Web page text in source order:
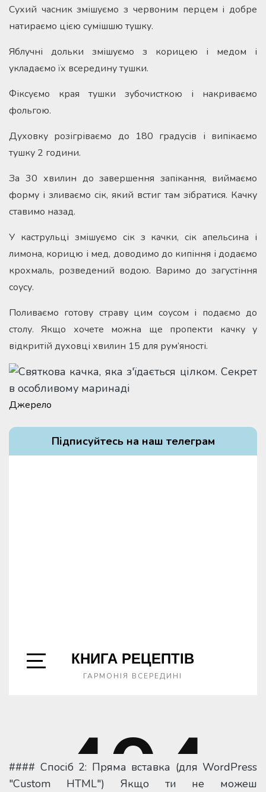
Сухий часник змішуємо з червоним перцем і добре
натираємо цією сумішшю тушку.
Яблучні дольки змішуємо з корицею і медом і
укладаємо їх всередину тушки.
Фіксуємо края тушки зубочисткою і накриваємо
фольгою.
Духовку розігріваємо до 180 градусів і випікаємо
тушку 2 години.
За 30 хвилин до завершення запікання, виймаємо
форму і зливаємо сік, який встиг там зібратися. Качку
ставимо назад.
У каструльці змішуємо сік з качки, сік апельсина і
лимона, корицю і мед, доводимо до кипіння і додаємо
крохмаль, розведений водою. Варимо до загустіння
соусу.
Поливаємо готову страву цим соусом і подаємо до
столу. Якщо хочете можна ще пропекти качку у
відкритій духовці хвилин 15 для рум’яності.
Джерело
#### Спосіб 2: Пряма вставка (для WordPress
"Custom HTML") Якщо ти не можеш